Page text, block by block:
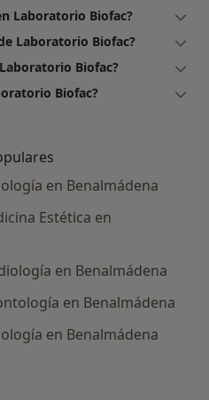
Laboratorio Biofac?
Laboratorio Biofac?
Biofac?
Biofac?
en Benalmádena
Estética en
en Benalmádena
en Benalmádena
en Benalmádena